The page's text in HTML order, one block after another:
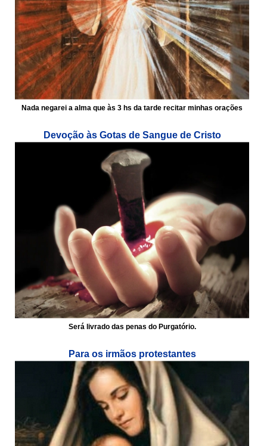
Nada negarei a alma que às 3 hs da tarde recitar minhas orações
Devoção às Gotas de Sangue de Cristo
Será livrado das penas do Purgatório.
Para os irmãos protestantes